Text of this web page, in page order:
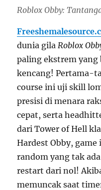
Roblox Obby:
dunia gila Roblox
paling ekstrem
kencang! Pertama-
course ini uji skill
presisi di menara
cepat, serta
dari Tower of Hell
Hardest Obby,
random yang tak
restart dari nol!
memuncak saat